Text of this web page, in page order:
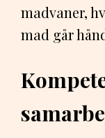
madvaner,
mad går